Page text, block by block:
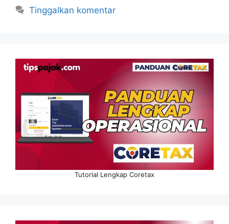
Tinggalkan komentar
Tutorial Lengkap Coretax